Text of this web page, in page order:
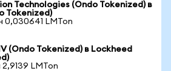
Technologies (Ondo Tokenized) в
Tokenized)
0,030641 LMTon
(Ondo Tokenized) в Lockheed
2,9139 LMTon